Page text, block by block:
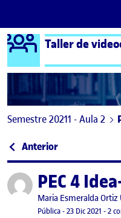
Saltar al contenido
Logo Ágora
Taller de
Semestre 20211 - Aula 2
Anterior: Proceso
Publicado porPEC 4
Publicado por
Maria Esmeralda Ortiz
Visibilidad:
Pública-Fecha de
23 Dic 2021 3
-2